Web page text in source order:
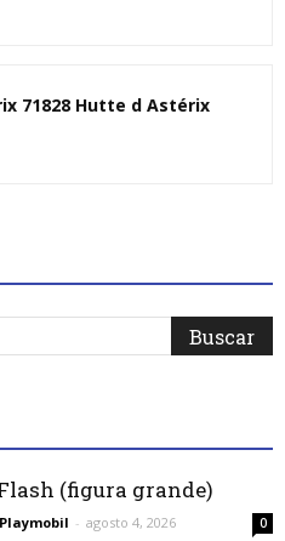
71828 Hutte d Astérix
(figura grande)
- agosto 4, 2026 0